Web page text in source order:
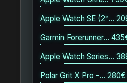
Apple Watch SE (2ᵉ…
Garmin Forerunner…
Apple Watch Series…
Polar Grit X Pro -…